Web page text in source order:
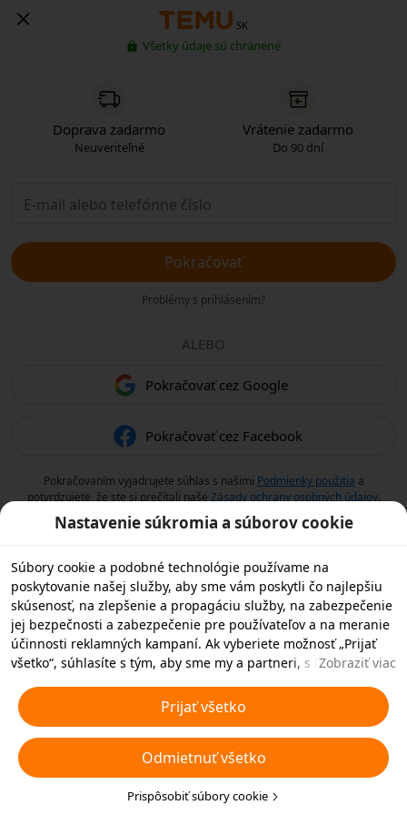
SK
Všetky údaje sú chránené
Doprava zadarmo
Neuveriteľné
Vrátenie zadarmo
Do 90 dní
Pokračovať
Problémy s prihlásením?
ALEBO
Pokračovať cez Google
Pokračovať cez Facebook
Pokračovaním vyjadrujete súhlas s našimi Podmienky použitia a
potvrdzujete, že ste si prečítali naše Zásady ochrany osobných údajov.
Nastavenie súkromia a súborov cookie
Súbory cookie a podobné technológie používame na
poskytovanie našej služby, aby sme vám poskytli čo najlepšiu
skúsenosť, na zlepšenie a propagáciu služby, na zabezpečenie
jej bezpečnosti a zabezpečenie pre používateľov a na meranie
účinnosti reklamných kampaní. Ak vyberiete možnosť „Prijať
všetko“, súhlasíte s tým, aby sme my a partneri, s ktorými
technológie vo vašom zariadení na reklamné účely. Môžete tiež
zvoliť možnosť „Odmietnuť všetky“ nedôležité súbory cookie
alebo vybrať, ktoré typy súborov cookie chcete prijať alebo
zakázať, kliknutím na tlačidlo „Prispôsobiť súbory cookie“ nižšie
alebo kedykoľvek v nastaveniach ochrany osobných údajov.
Viac informácií nájdete v našichPravidlách týkajúcich sa
Zobraziť viac
Prijať všetko
Odmietnuť všetko
Prispôsobiť súbory cookie